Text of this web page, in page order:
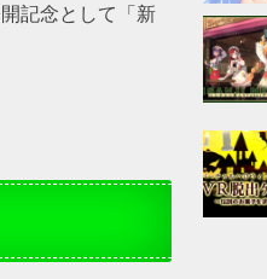
記念として「新